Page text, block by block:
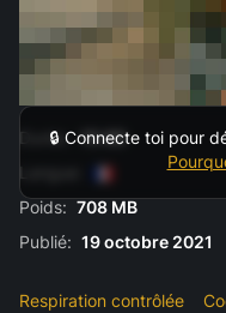
🔒 Connecte toi pour
Durée: 15:00
Langue:
Poids: 708 MB
Publié: 19 octobre 2021
Respiration contrôlée